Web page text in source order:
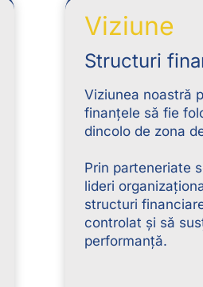
Viziune
Structuri
Viziunea noastră
finanțele să fie
dincolo de zona
Prin parteneriate
lideri
structuri
controlat și să
performanță.